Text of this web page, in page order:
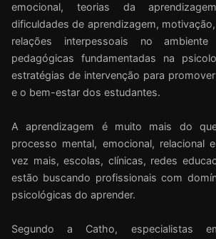
emocional, teorias da
dificuldades de aprendizagem,
relações interpessoais no ambiente
pedagógicas fundamentadas na
estratégias de intervenção para
e o bem-estar dos estudantes.
A aprendizagem é muito mais do
processo mental, emocional, relacional
vez mais, escolas, clínicas, redes
estão buscando profissionais com
psicológicas do aprender.
Segundo a Catho, especialistas